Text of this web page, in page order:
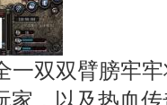
双双臂膀牢
家，以及热血